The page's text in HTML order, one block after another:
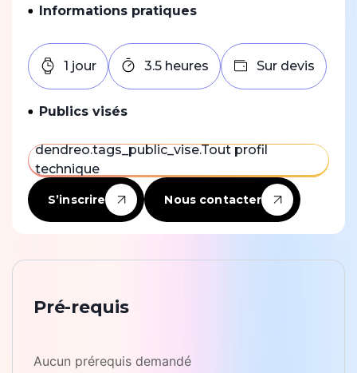
Informations pratiques
1 jour 3.5 heures Sur devis
Publics visés
dendreo.tags_public_vise.Tout profil
technique
S’inscrire Nous contacter
Pré-requis
Aucun prérequis demandé